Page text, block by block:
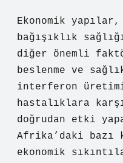
Ekonomik
bağışıklık
diğer önemli
beslenme ve
interferon
hastalıklara
doğrudan etki
Afrika’daki bazı
ekonomik